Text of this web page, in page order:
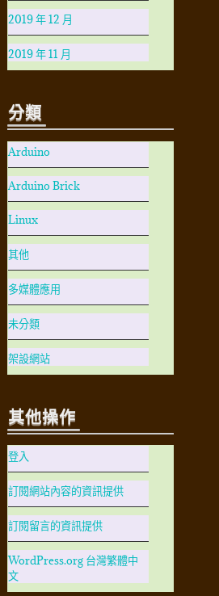
2019 年 12 月
2019 年 11 月
分類
Arduino
Arduino Brick
Linux
其他
多媒體應用
未分類
架設網站
其他操作
登入
訂閱網站內容的資訊提供
訂閱留言的資訊提供
WordPress.org 台灣繁體中
文